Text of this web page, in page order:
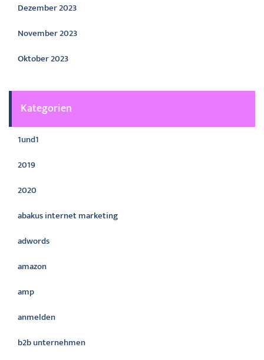
Dezember 2023
November 2023
Oktober 2023
Kategorien
1und1
2019
2020
abakus internet marketing
adwords
amazon
amp
anmelden
b2b unternehmen